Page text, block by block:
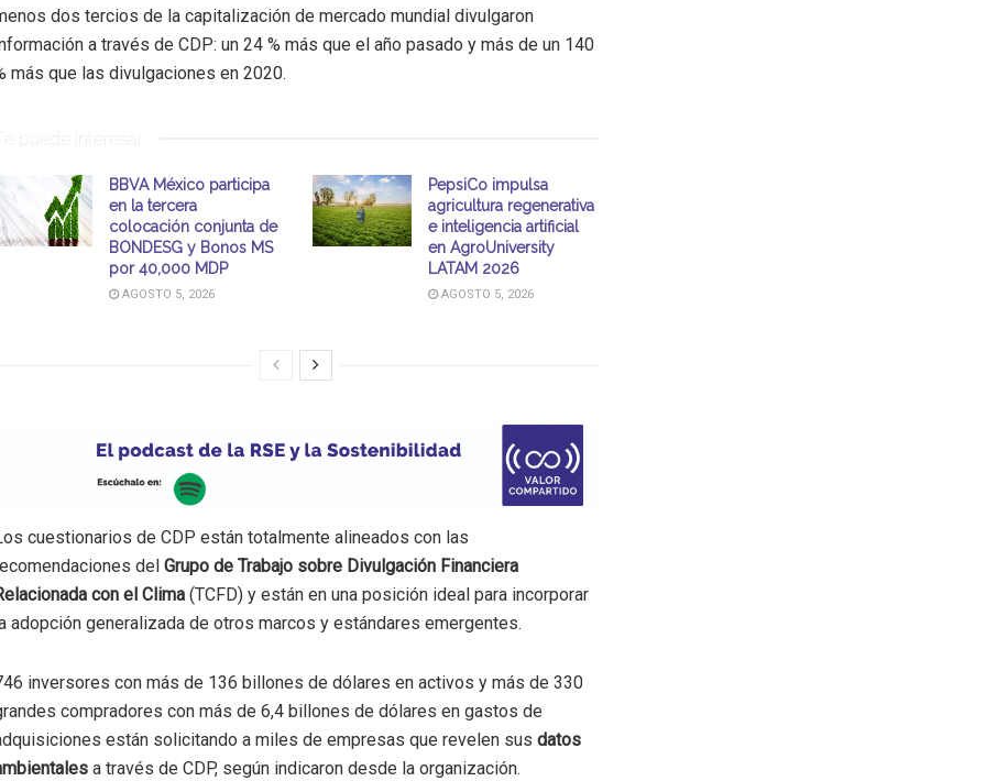
dos tercios de la capitalización de mercado mundial divulgaron
a través de CDP: un 24 % más que el año pasado y más de un 140
más que las divulgaciones en 2020.
puede interesar
BBVA México participa
en la tercera
colocación conjunta de
BONDESG y Bonos MS
por 40,000 MDP
AGOSTO 5, 2026
PepsiCo impulsa
agricultura regenerativa
e inteligencia artificial
en AgroUniversity
LATAM 2026
AGOSTO 5, 2026
cuestionarios de CDP están totalmente alineados con las
del Grupo de Trabajo sobre Divulgación Financiera
con el Clima (TCFD) y están en una posición ideal para incorporar
adopción generalizada de otros marcos y estándares emergentes.
inversores con más de 136 billones de dólares en activos y más de 330
compradores con más de 6,4 billones de dólares en gastos de
están solicitando a miles de empresas que revelen sus datos
a través de CDP, según indicaron desde la organización.